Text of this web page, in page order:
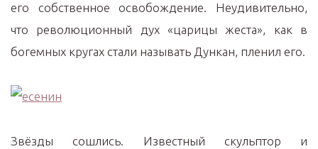
его собственное освобождение. Неудивительно,
что революционный дух «царицы жеста», как в
богемных кругах стали называть Дункан, пленил его.
Звёзды сошлись. Известный скульптор и